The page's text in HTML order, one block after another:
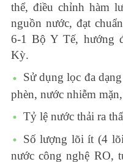
thể, điều chỉnh hàm
nguồn nước, đạt
6-1 Bộ Y Tế, hướng
Kỳ.
Sử dụng lọc đa
phèn, nước nhiễm
Tỷ lệ nước thải ra
Số lượng lõi ít (4
nước công nghệ RO,